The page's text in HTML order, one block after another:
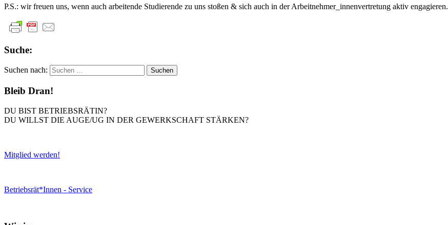
P.S.: wir freuen uns, wenn auch arbeitende Studierende zu uns stoßen & sich auch in der Arbeitnehmer_innenvertretung aktiv engagieren.
Suche:
Suchen nach:
Bleib Dran!
DU BIST BETRIEBSRÄTIN?
DU WILLST DIE AUGE/UG IN DER GEWERKSCHAFT STÄRKEN?
Mitglied werden!
Betriebsrät*Innen - Service